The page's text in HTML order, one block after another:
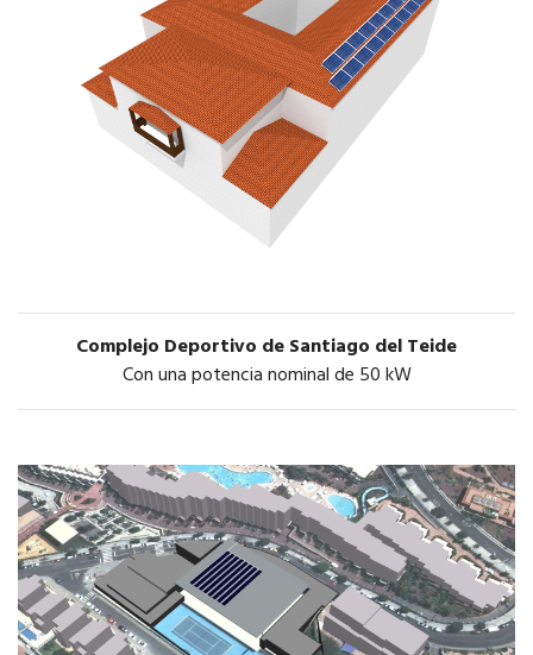
Complejo Deportivo de Santiago del Teide
Con una potencia nominal de 50 kW